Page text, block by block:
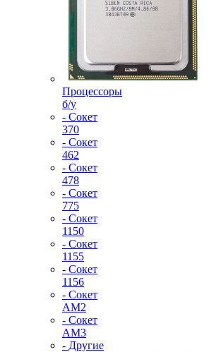
Процессоры
б/у
- Сокет
370
- Сокет
462
- Сокет
478
- Сокет
775
- Сокет
1150
- Сокет
1155
- Сокет
1156
- Сокет
AM2
- Сокет
AM3
- Другие